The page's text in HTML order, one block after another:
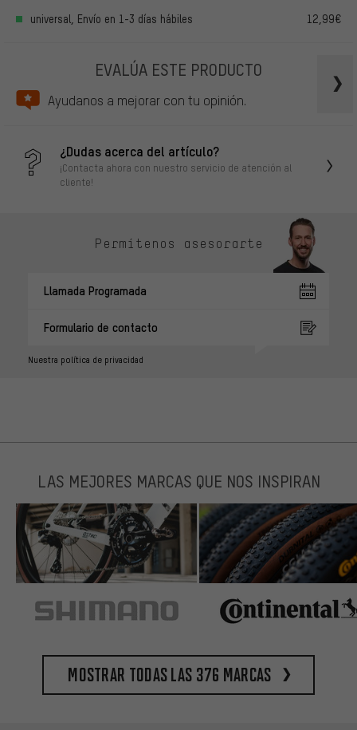
universal, Envío en 1-3 días hábiles 12,99€
EVALÚA ESTE PRODUCTO
Ayudanos a mejorar con tu opinión.
¿Dudas acerca del artículo?
¡Contacta ahora con nuestro servicio de atención al
cliente!
Permítenos asesorarte
Llamada Programada
Formulario de contacto
Nuestra política de privacidad
LAS MEJORES MARCAS QUE NOS INSPIRAN
Mostrar todas las 376 marcas